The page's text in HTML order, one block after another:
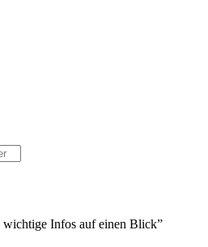
wichtige Infos auf einen Blick”